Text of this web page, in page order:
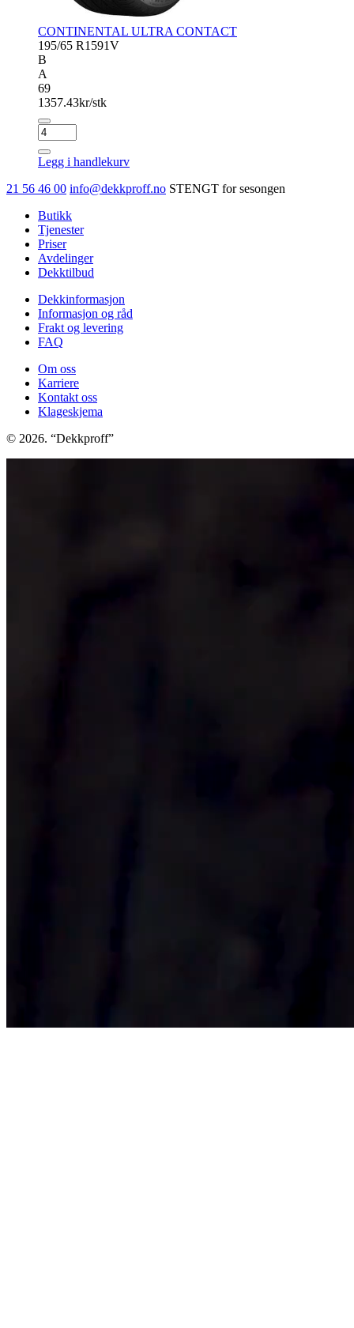
CONTINENTAL ULTRA CONTACT
195/65 R1591V
B
A
69
1357.43kr/stk
CONTINENTAL
ULTRA
CONTACT
antall
Legg i handlekurv
21 56 46 00 info@dekkproff.no STENGT for sesongen
Butikk
Tjenester
Priser
Avdelinger
Dekktilbud
Dekkinformasjon
Informasjon og råd
Frakt og levering
FAQ
Om oss
Karriere
Kontakt oss
Klageskjema
© 2026. “Dekkproff”